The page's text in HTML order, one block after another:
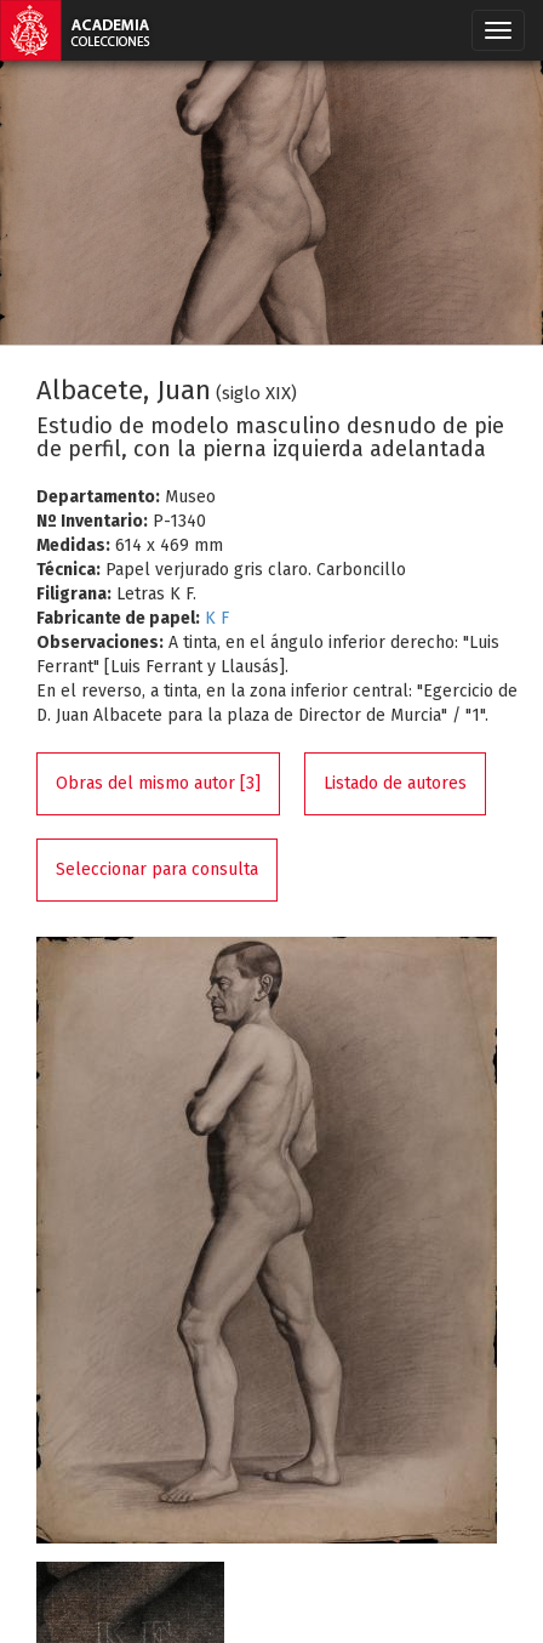
Albacete, Juan (siglo XIX)
Estudio de modelo masculino desnudo de pie
de perfil, con la pierna izquierda adelantada
Departamento: Museo
Nº Inventario: P-1340
Medidas: 614 x 469 mm
Técnica: Papel verjurado gris claro. Carboncillo
Filigrana: Letras K F.
Fabricante de papel: K F
Observaciones: A tinta, en el ángulo inferior derecho: "Luis
Ferrant" [Luis Ferrant y Llausás].
En el reverso, a tinta, en la zona inferior central: "Egercicio de
D. Juan Albacete para la plaza de Director de Murcia" / "1".
Obras del mismo autor [3] Listado de autores
Seleccionar para consulta